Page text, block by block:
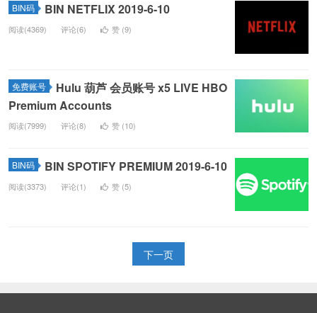
BIN码 BIN NETFLIX 2019-6-10
阅读(4369) 评论(6) 赞 (9)
免费账号
Hulu 葫芦 会员账号 x5 LIVE HBO
Premium Accounts
阅读(7999) 评论(8) 赞 (10)
BIN码 BIN SPOTIFY PREMIUM 2019-6-10
阅读(3373) 评论(1) 赞 (5)
下一页